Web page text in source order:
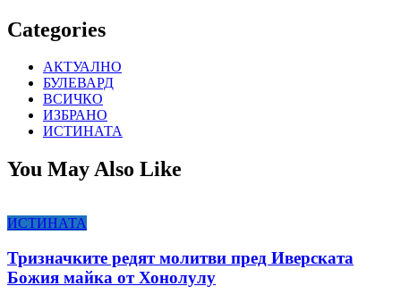
Categories
АКТУАЛНО
БУЛЕВАРД
ВСИЧКО
ИЗБРАНО
ИСТИНАТА
You May Also Like
ИСТИНАТА
Тризначките редят молитви пред Иверската
Божия майка от Хонолулу